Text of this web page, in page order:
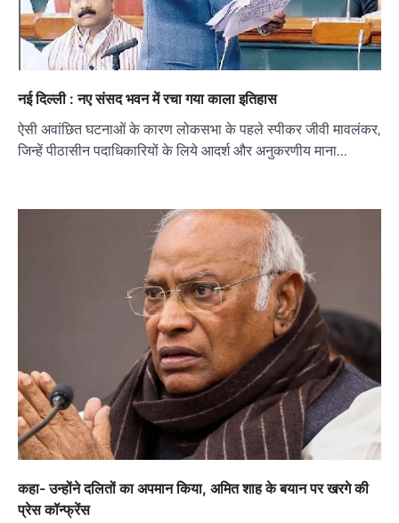
नई दिल्ली : नए संसद भवन में रचा गया काला इतिहास
ऐसी अवांछित घटनाओं के कारण लोकसभा के पहले स्पीकर जीवी मावलंकर,
जिन्हें पीठासीन पदाधिकारियों के लिये आदर्श और अनुकरणीय माना…
कहा- उन्होंने दलितों का अपमान किया, अमित शाह के बयान पर खरगे की
प्रेस कॉन्फ्रेंस